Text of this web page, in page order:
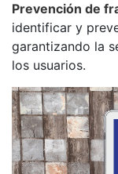
Prevención de
identificar y
garantizando la
los usuarios.